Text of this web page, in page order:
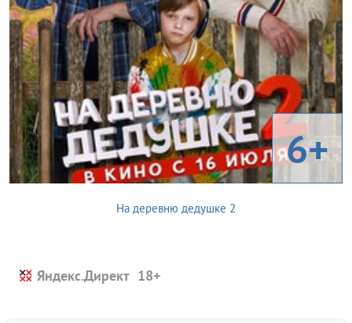
6+
На деревню дедушке 2
Яндекс.Директ